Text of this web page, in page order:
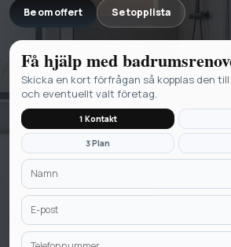
Be om offert Se topplista
Få hjälp med
Skicka en kort förfrågan så kopplas den
och eventuellt valt företag.
1 Kontakt
3 Plan